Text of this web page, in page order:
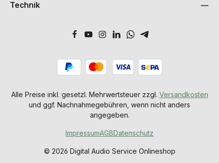
Technik
Alle Preise inkl. gesetzl. Mehrwertsteuer zzgl. Versandkosten
und ggf. Nachnahmegebühren, wenn nicht anders
angegeben.
© 2026 Digital Audio Service Onlineshop
ImpressumAGBDatenschutz